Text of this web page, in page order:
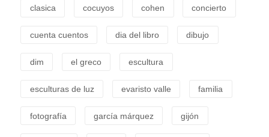
clasica cocuyos cohen concierto
cuenta cuentos dia del libro dibujo
dim el greco escultura
esculturas de luz evaristo valle familia
fotografía garcía márquez gijón